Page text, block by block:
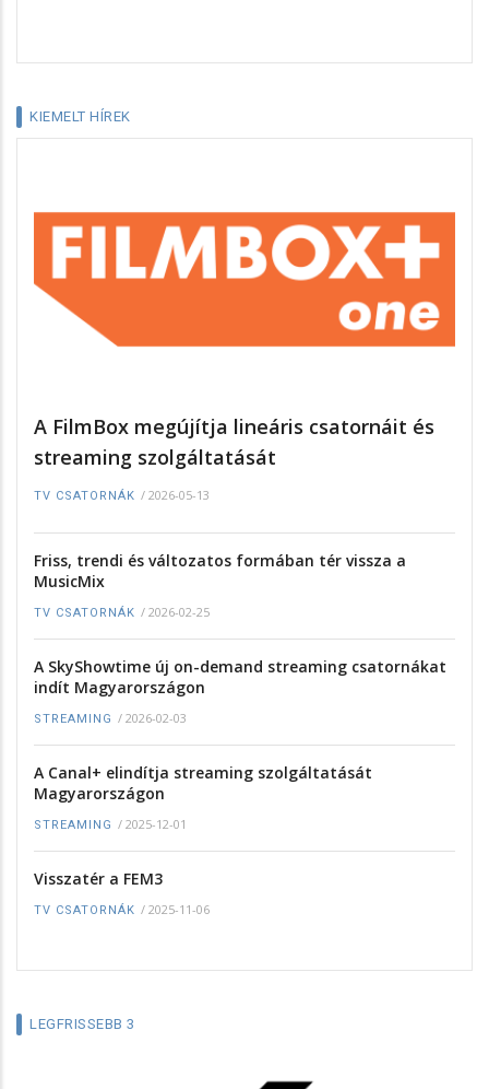
KIEMELT HÍREK
A FilmBox megújítja lineáris csatornáit és
streaming szolgáltatását
TV CSATORNÁK / 2026-05-13
Friss, trendi és változatos formában tér vissza a
MusicMix
TV CSATORNÁK / 2026-02-25
A SkyShowtime új on-demand streaming csatornákat
indít Magyarországon
STREAMING / 2026-02-03
A Canal+ elindítja streaming szolgáltatását
Magyarországon
STREAMING / 2025-12-01
Visszatér a FEM3
TV CSATORNÁK / 2025-11-06
LEGFRISSEBB 3